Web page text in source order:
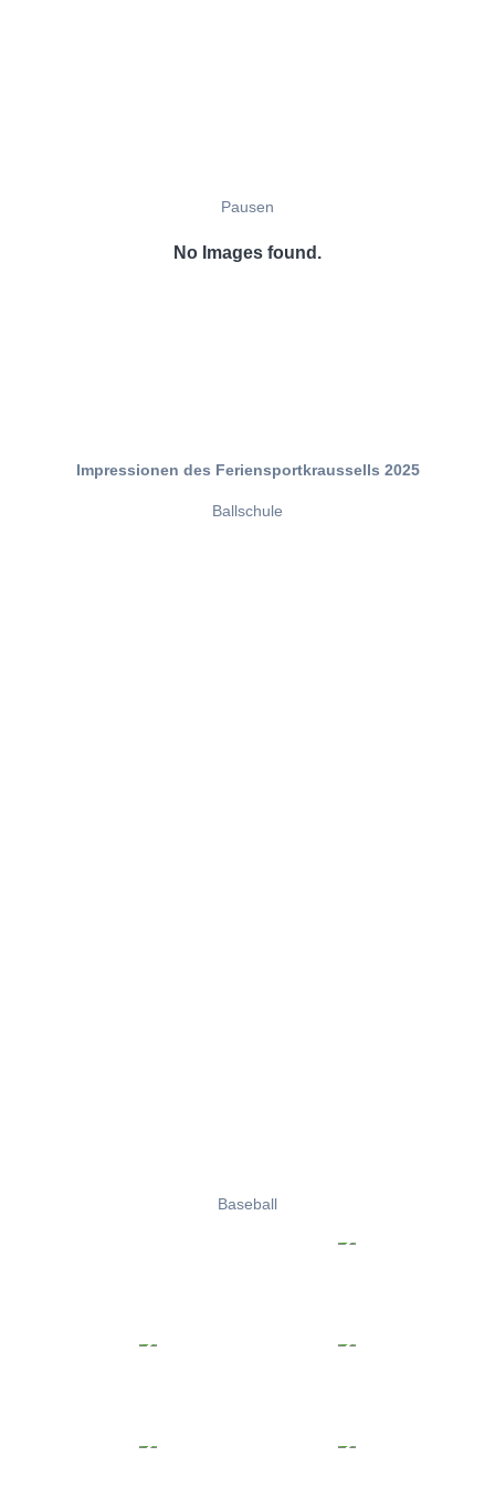
Pausen
No Images found.
Impressionen des Feriensportkraussells 2025
Ballschule
Baseball